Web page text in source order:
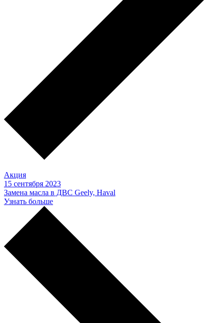
Акция
15 сентября 2023
Замена масла в ДВС Geely, Haval
Узнать больше